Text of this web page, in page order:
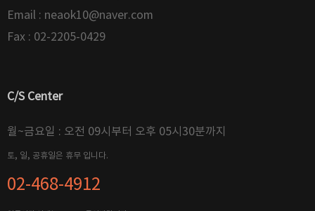
Email : neaok10@naver.com
Fax : 02-2205-0429
C/S Center
월~금요일 : 오전 09시부터 오후 05시30분까지
토, 일, 공휴일은 휴무 입니다.
02-468-4912